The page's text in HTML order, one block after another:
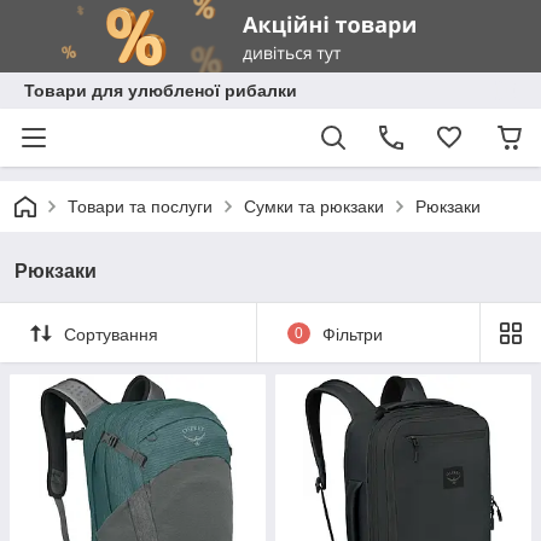
Товари для улюбленої рибалки
Товари та послуги Сумки та рюкзаки Рюкзаки
Рюкзаки
Сортування 0 Фільтри